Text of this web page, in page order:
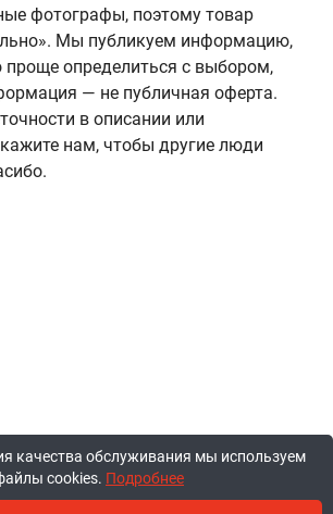
фотографы, поэтому товар
Мы публикуем информацию,
определиться с выбором,
— не публичная оферта.
в описании или
нам, чтобы другие люди
качества обслуживания мы используем
cookies. Подробнее